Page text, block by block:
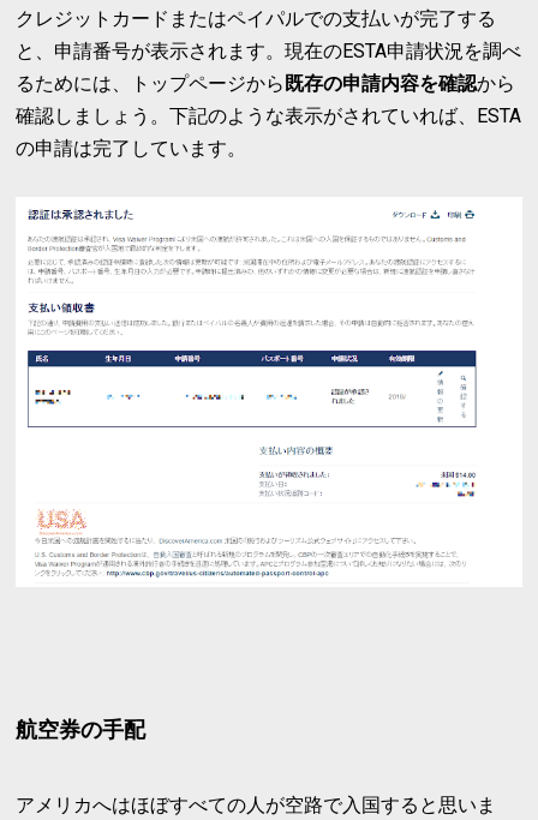
クレジットカードまたはペイパルでの支払いが完了する
と、申請番号が表示されます。現在のESTA申請状況を調べ
るためには、トップページから既存の申請内容を確認から
確認しましょう。下記のような表示がされていれば、ESTA
の申請は完了しています。
航空券の手配
アメリカへはほぼすべての人が空路で入国すると思いま